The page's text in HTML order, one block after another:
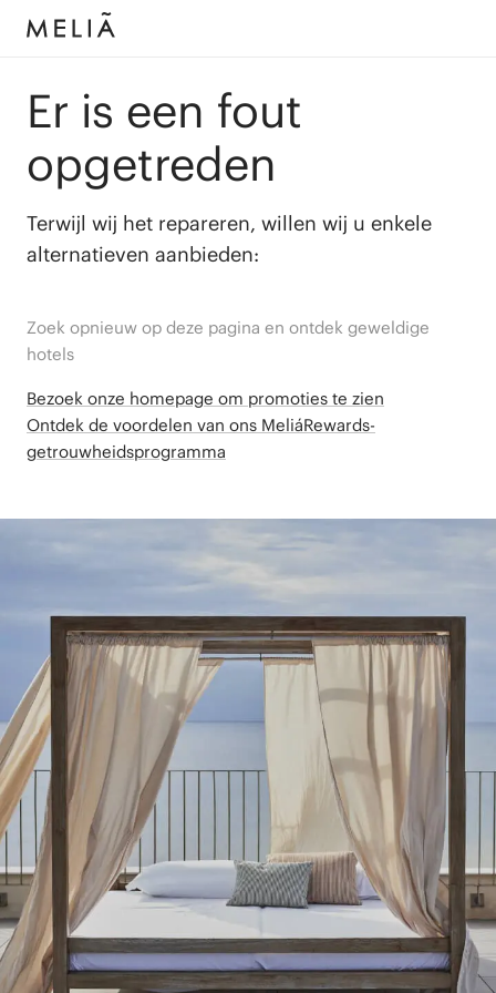
Er is een fout
opgetreden
Terwijl wij het repareren, willen wij u enkele
alternatieven aanbieden:
Zoek opnieuw op deze pagina en ontdek geweldige
hotels
Bezoek onze homepage om promoties te zien
Ontdek de voordelen van ons MeliáRewards-
getrouwheidsprogramma